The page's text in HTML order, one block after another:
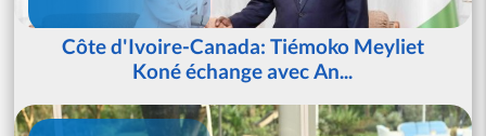
Côte d'Ivoire-Canada: Tiémoko Meyliet
Koné échange avec An...